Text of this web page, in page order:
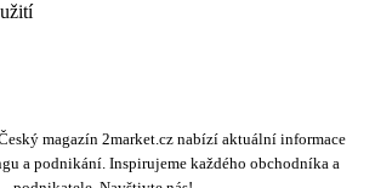
magazín 2market.cz nabízí aktuální informace
a podnikání. Inspirujeme každého obchodníka a